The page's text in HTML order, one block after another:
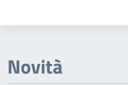
Novità